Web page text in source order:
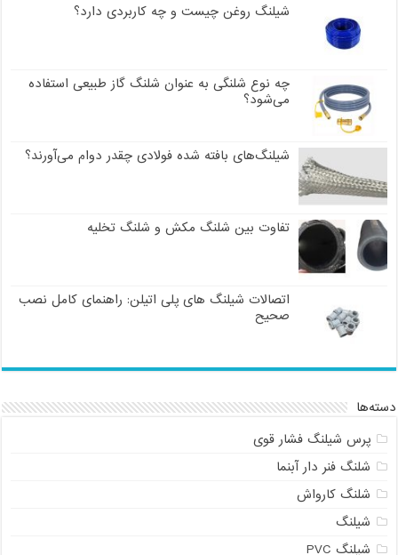
شیلنگ روغن چیست و چه کاربردی دارد؟
چه نوع شلنگی به عنوان شلنگ گاز طبیعی استفاده
می‌شود؟
شیلنگ‌های بافته شده فولادی چقدر دوام می‌آورند؟
تفاوت بین شلنگ مکش و شلنگ تخلیه
اتصالات شیلنگ های پلی اتیلن: راهنمای کامل نصب
صحیح
دسته‌ها
پرس شیلنگ فشار قوی
شلنگ فنر دار آبنما
شلنگ کارواش
شیلنگ
شیلنگ PVC